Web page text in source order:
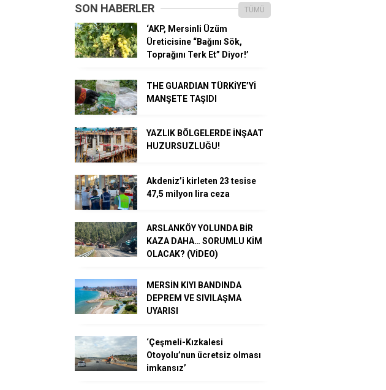
SON HABERLER TÜMÜ
‘AKP, Mersinli Üzüm
Üreticisine “Bağını Sök,
Toprağını Terk Et” Diyor!’
THE GUARDIAN TÜRKİYE’Yİ
MANŞETE TAŞIDI
YAZLIK BÖLGELERDE İNŞAAT
HUZURSUZLUĞU!
Akdeniz’i kirleten 23 tesise
47,5 milyon lira ceza
ARSLANKÖY YOLUNDA BİR
KAZA DAHA… SORUMLU KİM
OLACAK? (VİDEO)
MERSİN KIYI BANDINDA
DEPREM VE SIVILAŞMA
UYARISI
‘Çeşmeli-Kızkalesi
Otoyolu’nun ücretsiz olması
imkansız’